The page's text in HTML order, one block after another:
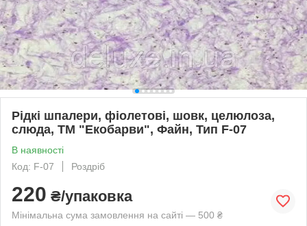
Рідкі шпалери, фіолетові, шовк, целюлоза,
слюда, ТМ "Екобарви", Файн, Тип F-07
В наявності
Код: F-07
Роздріб
220 ₴/упаковка
Мінімальна сума замовлення на сайті — 500 ₴